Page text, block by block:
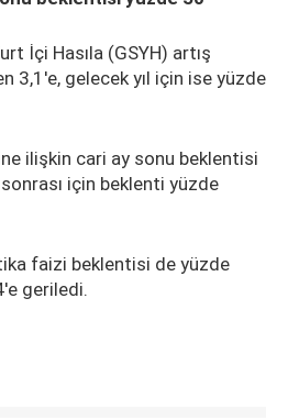
İçi Hasıla (GSYH) artış
3,1'e, gelecek yıl için ise yüzde
ilişkin cari ay sonu beklentisi
için beklenti yüzde
faizi beklentisi de yüzde
geriledi.